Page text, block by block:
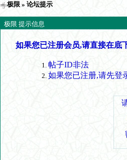
极限 » 论坛提示
极限 提示信息
如果您已注册会员,请直接在底
帖子ID非法
如果您已注册,请先登